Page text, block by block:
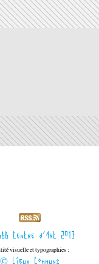
Centre d'Art 2013
visuelle et typographies :
© Lieux Communs